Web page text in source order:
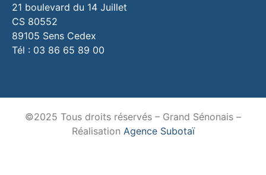
21 boulevard du 14 Juillet
CS 80552
89105 Sens Cedex
Tél : 03 86 65 89 00
©2025 Tous droits réservés – Grand Sénonais –
Réalisation Agence Subotaï